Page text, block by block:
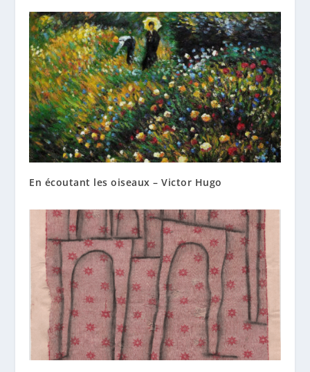
En écoutant les oiseaux – Victor Hugo